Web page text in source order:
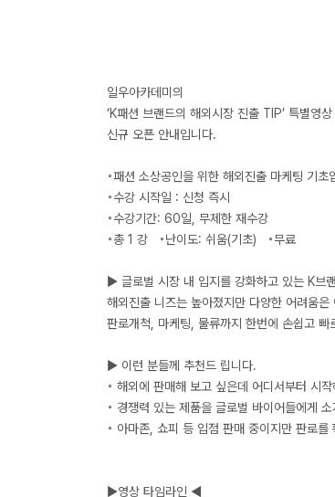
일우아카데미의
‘K패션 브랜드의 해외시장 진출 TIP’ 특별영상
신규 오픈 안내입니다.
◦패션 소상공인을 위한 해외진출 마케팅 기초
◦수강 시작일 : 신청 즉시
◦수강기간: 60일, 무제한 재수강
◦총 1 강 ◦난이도: 쉬움(기초) ◦무료
▶ 글로벌 시장 내 입지를 강화하고 있는 K브
해외진출 니즈는 높아졌지만 다양한 어려움은
판로개척, 마케팅, 물류까지 한번에 손쉽고 빠
▶ 이런 분들께 추천드 립니다.
◦ 해외에 판매해 보고 싶은데 어디서부터 시
◦ 경쟁력 있는 제품을 글로벌 바이어들에게
◦ 아마존, 쇼피 등 입점 판매 중이지만 판로를
▶영상 타임라인 ◀